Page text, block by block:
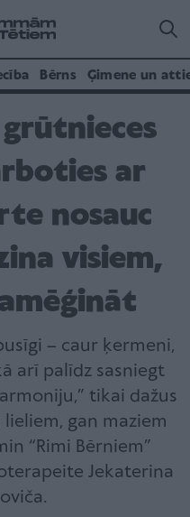
Bērns Ģimene un
ar
nosauc
visiem,
– caur ķermeni,
arī palīdz sasniegt
tikai dažus
gan maziem
“Rimi Bērniem”
Jekaterina